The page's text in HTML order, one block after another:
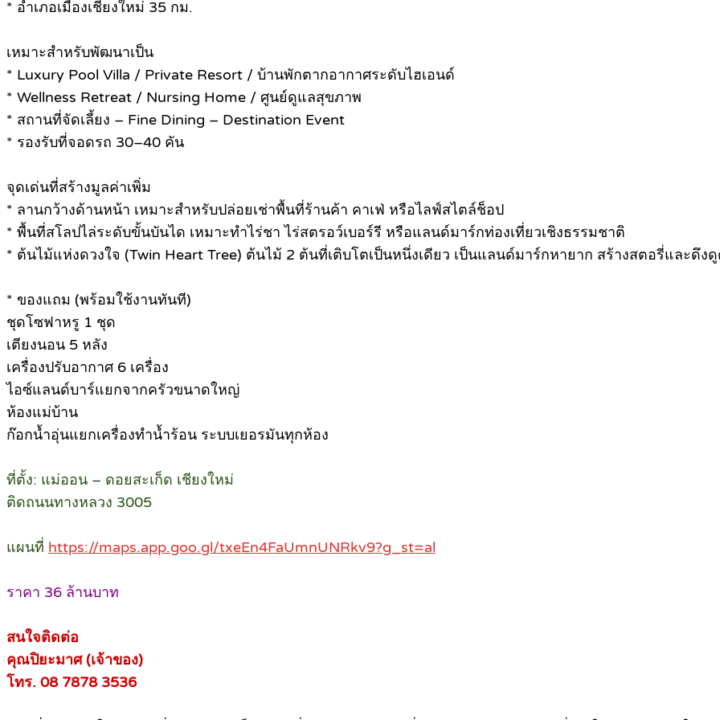
* อำเภอเมืองเชียงใหม่ 35 กม.
เหมาะสำหรับพัฒนาเป็น
* Luxury Pool Villa / Private Resort / บ้านพักตากอากาศระดับไฮเอนด์
* Wellness Retreat / Nursing Home / ศูนย์ดูแลสุขภาพ
* สถานที่จัดเลี้ยง – Fine Dining – Destination Event
* รองรับที่จอดรถ 30–40 คัน
จุดเด่นที่สร้างมูลค่าเพิ่ม
* ลานกว้างด้านหน้า เหมาะสำหรับปล่อยเช่าพื้นที่ร้านค้า คาเฟ่ หรือไลฟ์สไตล์ช็อป
* พื้นที่สโลปไล่ระดับขั้นบันได เหมาะทำไร่ชา ไร่สตรอว์เบอร์รี หรือแลนด์มาร์กท่องเที่ยวเชิงธรรมชาติ
* ต้นไม้แห่งดวงใจ (Twin Heart Tree) ต้นไม้ 2 ต้นที่เติบโตเป็นหนึ่งเดียว เป็นแลนด์มาร์กหายาก สร้างสตอรี่และดึง
* ของแถม (พร้อมใช้งานทันที)
ชุดโซฟาหรู 1 ชุด
เตียงนอน 5 หลัง
เครื่องปรับอากาศ 6 เครื่อง
ไอซ์แลนด์บาร์แยกจากครัวขนาดใหญ่
ห้องแม่บ้าน
ก๊อกน้ำอุ่นแยกเครื่องทำน้ำร้อน ระบบเยอรมันทุกห้อง
ที่ตั้ง: แม่ออน – ดอยสะเก็ด เชียงใหม่
ติดถนนทางหลวง 3005
แผนที่ https://maps.app.goo.gl/txeEn4FaUmnUNRkv9?g_st=al
ราคา 36 ล้านบาท
สนใจติดต่อ
คุณปิยะมาศ (เจ้าของ)
โทร. 08 7878 3536